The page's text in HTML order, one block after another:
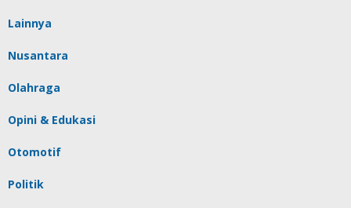
Lainnya
Nusantara
Olahraga
Opini & Edukasi
Otomotif
Politik